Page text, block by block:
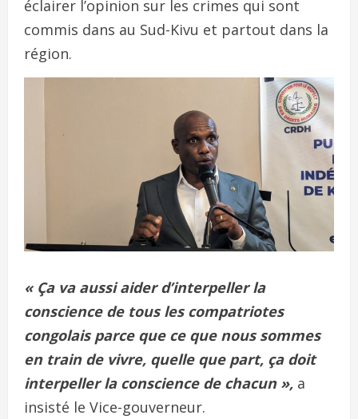
éclairer l’opinion sur les crimes qui sont
commis dans au Sud-Kivu et partout dans la
région.
« Ça va aussi aider d’interpeller la
conscience de tous les compatriotes
congolais parce que ce que nous sommes
en train de vivre, quelle que part, ça doit
interpeller la conscience de chacun », a
insisté le Vice-gouverneur.